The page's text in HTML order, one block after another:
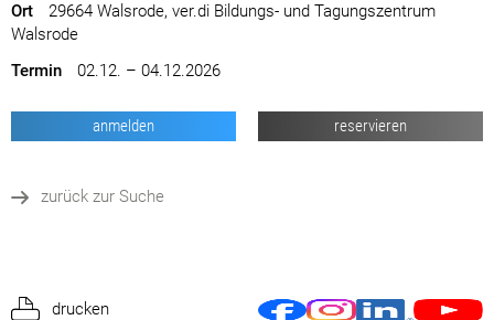
Ort
29664 Walsrode, ver.di Bildungs- und Tagungszentrum
Walsrode
Termin
02.12. – 04.12.2026
anmelden reservieren
zurück zur Suche
drucken